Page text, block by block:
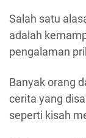
Salah satu
adalah
pengalaman
Banyak orang
cerita yang
seperti kisah